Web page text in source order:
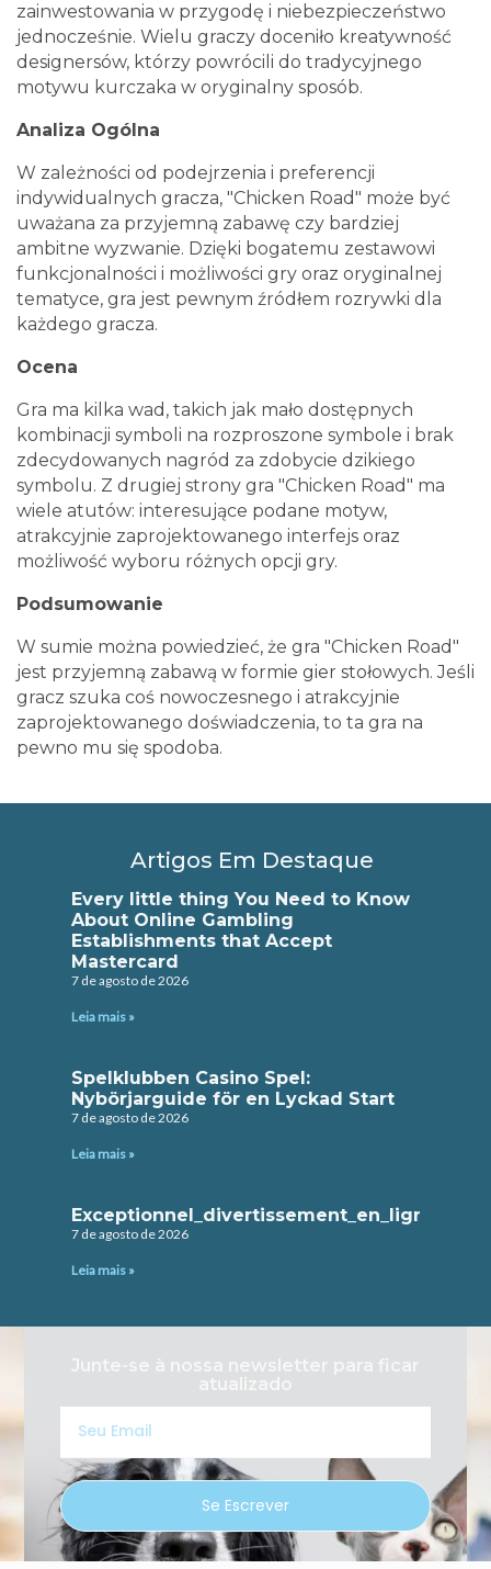
zainwestowania w przygodę i niebezpieczeństwo
jednocześnie. Wielu graczy doceniło kreatywność
designersów, którzy powrócili do tradycyjnego
motywu kurczaka w oryginalny sposób.
Analiza Ogólna
W zależności od podejrzenia i preferencji
indywidualnych gracza, "Chicken Road" może być
uważana za przyjemną zabawę czy bardziej
ambitne wyzwanie. Dzięki bogatemu zestawowi
funkcjonalności i możliwości gry oraz oryginalnej
tematyce, gra jest pewnym źródłem rozrywki dla
każdego gracza.
Ocena
Gra ma kilka wad, takich jak mało dostępnych
kombinacji symboli na rozproszone symbole i brak
zdecydowanych nagród za zdobycie dzikiego
symbolu. Z drugiej strony gra "Chicken Road" ma
wiele atutów: interesujące podane motyw,
atrakcyjnie zaprojektowanego interfejs oraz
możliwość wyboru różnych opcji gry.
Podsumowanie
W sumie można powiedzieć, że gra "Chicken Road"
jest przyjemną zabawą w formie gier stołowych. Jeśli
gracz szuka coś nowoczesnego i atrakcyjnie
zaprojektowanego doświadczenia, to ta gra na
pewno mu się spodoba.
Artigos Em Destaque
Every little thing You Need to Know
About Online Gambling
Establishments that Accept
Mastercard
7 de agosto de 2026
Leia mais »
Spelklubben Casino Spel:
Nybörjarguide för en Lyckad Start
7 de agosto de 2026
Leia mais »
7 de agosto de 2026
Leia mais »
Junte-se à nossa newsletter para ficar
atualizado
Email
Se Escrever